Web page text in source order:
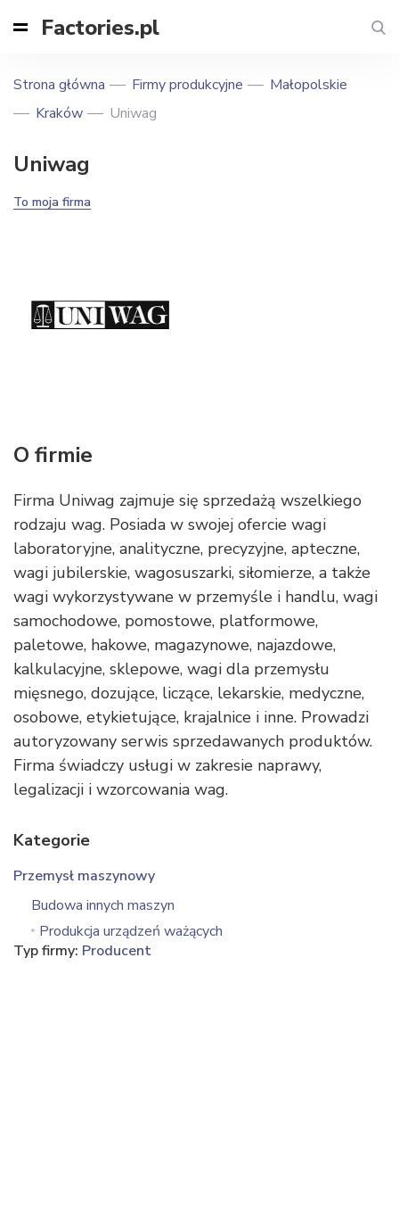
Factories.pl
Strona główna Firmy produkcyjne
Małopolskie
Kraków
Uniwag
Uniwag
To moja firma
O firmie
Firma Uniwag zajmuje się sprzedażą wszelkiego
rodzaju wag. Posiada w swojej ofercie wagi
laboratoryjne, analityczne, precyzyjne, apteczne,
wagi jubilerskie, wagosuszarki, siłomierze, a także
wagi wykorzystywane w przemyśle i handlu, wagi
samochodowe, pomostowe, platformowe,
paletowe, hakowe, magazynowe, najazdowe,
kalkulacyjne, sklepowe, wagi dla przemysłu
mięsnego, dozujące, liczące, lekarskie, medyczne,
osobowe, etykietujące, krajalnice i inne. Prowadzi
autoryzowany serwis sprzedawanych produktów.
Firma świadczy usługi w zakresie naprawy,
legalizacji i wzorcowania wag.
Kategorie
Przemysł maszynowy
Budowa innych maszyn
Produkcja urządzeń ważących
Typ firmy: Producent